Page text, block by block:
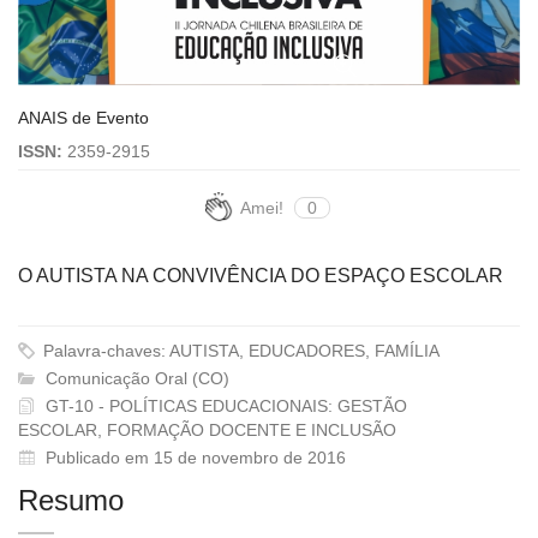
ANAIS de Evento
ISSN: 2359-2915
Amei! 0
O AUTISTA NA CONVIVÊNCIA DO ESPAÇO ESCOLAR
Palavra-chaves: AUTISTA, EDUCADORES, FAMÍLIA
Comunicação Oral (CO)
GT-10 - POLÍTICAS EDUCACIONAIS: GESTÃO
ESCOLAR, FORMAÇÃO DOCENTE E INCLUSÃO
Publicado em 15 de novembro de 2016
Resumo